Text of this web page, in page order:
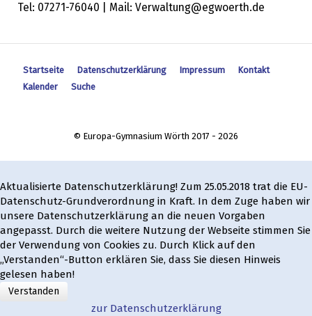
Tel: 07271-76040 | Mail: Verwaltung@egwoerth.de
Startseite Datenschutzerklärung Impressum
Kontakt
Kalender
Suche
© Europa-Gymnasium Wörth 2017 - 2026
Aktualisierte Datenschutzerklärung! Zum 25.05.2018 trat die EU-
Datenschutz-Grundverordnung in Kraft. In dem Zuge haben wir
unsere Datenschutzerklärung an die neuen Vorgaben
angepasst. Durch die weitere Nutzung der Webseite stimmen Sie
der Verwendung von Cookies zu. Durch Klick auf den
„Verstanden“-Button erklären Sie, dass Sie diesen Hinweis
gelesen haben!
Verstanden
zur Datenschutzerklärung